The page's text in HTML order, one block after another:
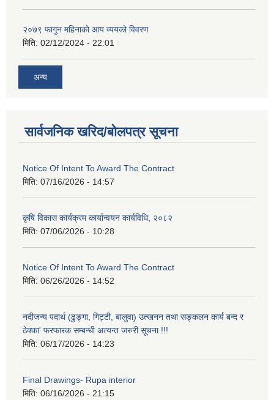
२०७९ फागुन महिनाको आय व्ययको विवरण
मिति: 02/12/2024 - 22:01
अन्य
सार्वजनिक खरिद/बोलपत्र सूचना
Notice Of Intent To Award The Contract
मिति: 07/16/2026 - 14:57
कृषि विकास कार्यक्रम कार्यान्वयन कार्यविधि, २०८२
मिति: 07/06/2026 - 10:28
Notice Of Intent To Award The Contract
मिति: 06/26/2026 - 14:52
नदीजन्य पदार्थ (ढुङ्गा, गिट्टी, बालुवा) उत्खनन तथा सङ्कलन कार्य बन्द र
ठेक्का' फरफारक सम्बन्धी अत्यन्त जरुरी सूचना !!!
मिति: 06/17/2026 - 14:23
Final Drawings- Rupa interior
मिति: 06/16/2026 - 21:15